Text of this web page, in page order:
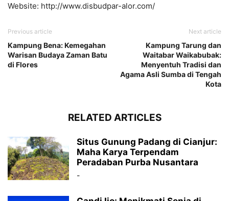
Website: http://www.disbudpar-alor.com/
Previous article
Kampung Bena: Kemegahan
Warisan Budaya Zaman Batu
di Flores
Next article
Kampung Tarung dan
Waitabar Waikabubak:
Menyentuh Tradisi dan
Agama Asli Sumba di Tengah
Kota
RELATED ARTICLES
Situs Gunung Padang di Cianjur:
Maha Karya Terpendam
Peradaban Purba Nusantara
-